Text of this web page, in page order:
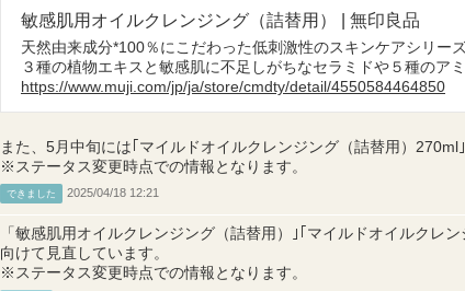
敏感肌用オイルクレンジング（詰替用） | 無印良品
天然由来成分*100％にこだわった低刺激性のスキンケアシリー
３種の植物エキスと敏感肌に不足しがちなセラミドや５種のアミ
https://www.muji.com/jp/ja/store/cmdty/detail/4550584464850
また、5月中旬には｢マイルドオイルクレンジング（詰替用）270ml
※ステータス変更時点での情報となります。
できました 2025/04/18 12:21
「敏感肌用オイルクレンジング（詰替用）｣｢マイルドオイルクレ
向けて見直しています。
※ステータス変更時点での情報となります。